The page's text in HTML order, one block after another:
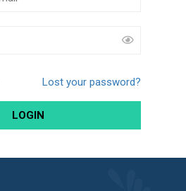
Lost your password?